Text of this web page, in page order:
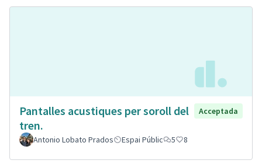
Pantalles acustiques per soroll del
tren.
Acceptada
Antonio Lobato Prados Espai Públic 5 8